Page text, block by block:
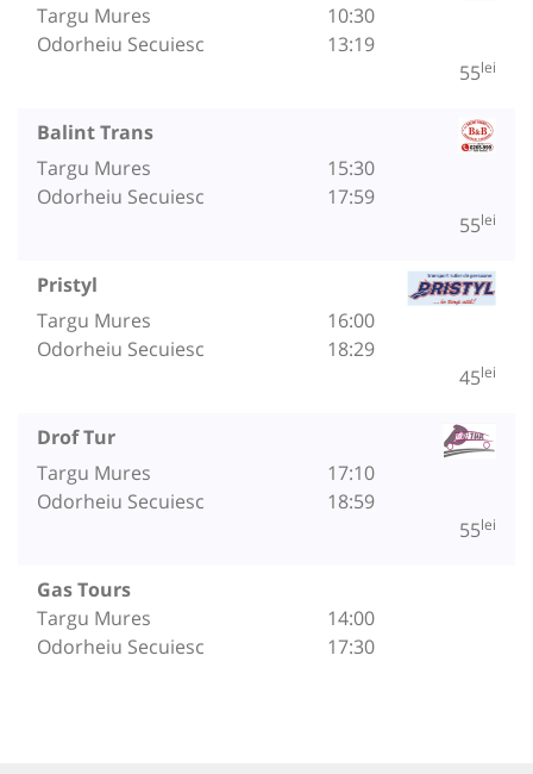
Targu Mures
Odorheiu Secuiesc
10:30
13:19
55lei
Balint Trans
Targu Mures
Odorheiu Secuiesc
15:30
17:59
55lei
Pristyl
Targu Mures
Odorheiu Secuiesc
16:00
18:29
45lei
Drof Tur
Targu Mures
Odorheiu Secuiesc
17:10
18:59
55lei
Gas Tours
Targu Mures
Odorheiu Secuiesc
14:00
17:30